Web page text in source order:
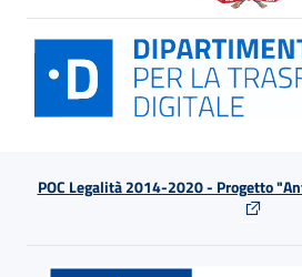
POC Legalità 2014-2020 - Progetto